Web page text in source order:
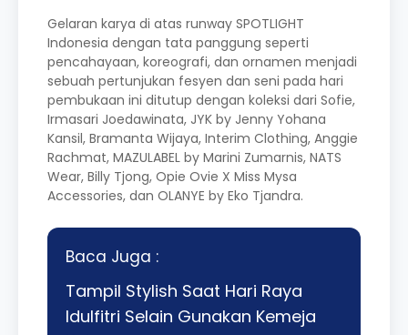
Gelaran karya di atas runway SPOTLIGHT
Indonesia dengan tata panggung seperti
pencahayaan, koreografi, dan ornamen menjadi
sebuah pertunjukan fesyen dan seni pada hari
pembukaan ini ditutup dengan koleksi dari Sofie,
Irmasari Joedawinata, JYK by Jenny Yohana
Kansil, Bramanta Wijaya, Interim Clothing, Anggie
Rachmat, MAZULABEL by Marini Zumarnis, NATS
Wear, Billy Tjong, Opie Ovie X Miss Mysa
Accessories, dan OLANYE by Eko Tjandra.
Baca Juga :
Tampil Stylish Saat Hari Raya
Idulfitri Selain Gunakan Kemeja